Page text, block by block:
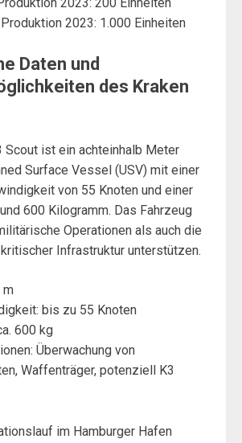
2023: 1.000 Einheiten
Daten und
des Kraken
Scout ist ein achteinhalb Meter
Surface Vessel (USV) mit einer
von 55 Knoten und einer
600 Kilogramm. Das Fahrzeug
Operationen als auch die
Infrastruktur unterstützen.
m
bis zu 55 Knoten
600 kg
Überwachung von
Waffenträger, potenziell K3
im Hamburger Hafen